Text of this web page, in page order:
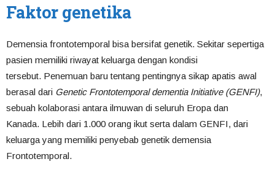
Faktor genetika
Demensia frontotemporal bisa bersifat genetik. Sekitar sepertiga
pasien memiliki riwayat keluarga dengan kondisi
tersebut. Penemuan baru tentang pentingnya sikap apatis awal
berasal dari Genetic Frontotemporal dementia Initiative (GENFI),
sebuah kolaborasi antara ilmuwan di seluruh Eropa dan
Kanada. Lebih dari 1.000 orang ikut serta dalam GENFI, dari
keluarga yang memiliki penyebab genetik demensia
Frontotemporal.